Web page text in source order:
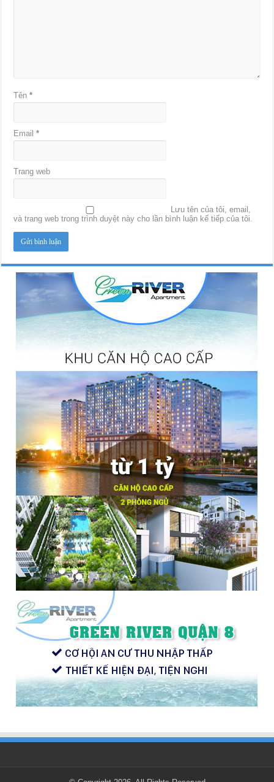
Tên*
Email*
Trang web
Lưu tên của tôi, email,
và trang web trong trình duyệt này cho lần bình luận kế tiếp của tôi.